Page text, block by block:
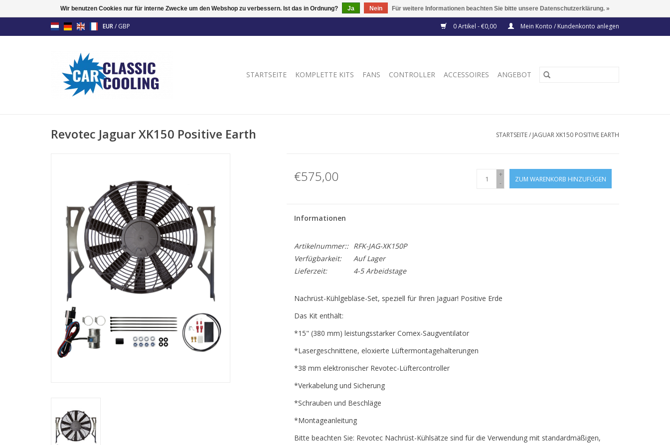
EUR/ GBP 0 Artikel - €0,00 Mein Konto / Kundenkonto anlegen
STARTSEITE KOMPLETTE KITS FANS CONTROLLER ACCESSOIRES ANGEBOT
Revotec Jaguar XK150 Positive Earth STARTSEITE/ JAGUAR XK150 POSITIVE EARTH
€575,00
+
-
ZUM WARENKORB HINZUFÜGEN
Informationen
Artikelnummer::
RFK-JAG-XK150P
Verfügbarkeit:
Auf Lager
Lieferzeit:
4-5 Arbeidstage
Nachrüst-Kühlgebläse-Set, speziell für Ihren Jaguar! Positive Erde
Das Kit enthält:
*15" (380 mm) leistungsstarker Comex-Saugventilator
*Lasergeschnittene, eloxierte Lüftermontagehalterungen
*38 mm elektronischer Revotec-Lüftercontroller
*Verkabelung und Sicherung
*Schrauben und Beschläge
*Montageanleitung
Bitte beachten Sie: Revotec Nachrüst-Kühlsätze sind für die Verwendung mit standardmäßigen,
Wir benutzen Cookies nur für interne Zwecke um den Webshop zu verbessern. Ist das in Ordnung? Ja Nein Für weitere Informationen beachten Sie bitte unsere Datenschutzerklärung. »